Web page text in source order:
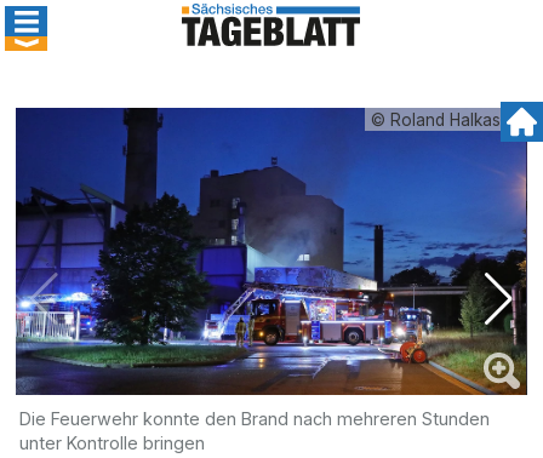
© Roland Halkasch
Die Feuerwehr konnte den Brand nach mehreren Stunden
unter Kontrolle bringen